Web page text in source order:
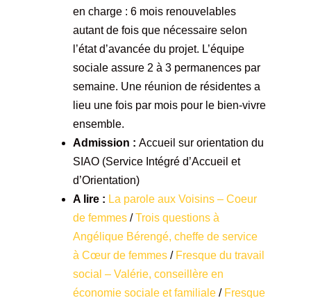
en charge : 6 mois renouvelables
autant de fois que nécessaire selon
l’état d’avancée du projet. L’équipe
sociale assure 2 à 3 permanences par
semaine. Une réunion de résidentes a
lieu une fois par mois pour le bien-vivre
ensemble.
Admission : Accueil sur orientation du
SIAO (Service Intégré d’Accueil et
d’Orientation)
A lire : La parole aux Voisins – Coeur
de femmes /Trois questions à
Angélique Bérengé, cheffe de service
à Cœur de femmes / Fresque du travail
social – Valérie, conseillère en
économie sociale et familiale / Fresque